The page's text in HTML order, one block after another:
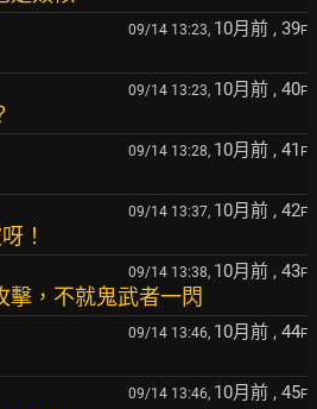
09/14 13:23, 10月前 , 39F
09/14 13:23, 10月前 , 40F
09/14 13:28, 10月前 , 41 F
09/14 13:37, 10月前 , 42F
！
09/14 13:38, 10月前 , 43F
擊，不就鬼武者一閃
09/14 13:46, 10月前 , 44F
09/14 13:46, 10月前 , 45F